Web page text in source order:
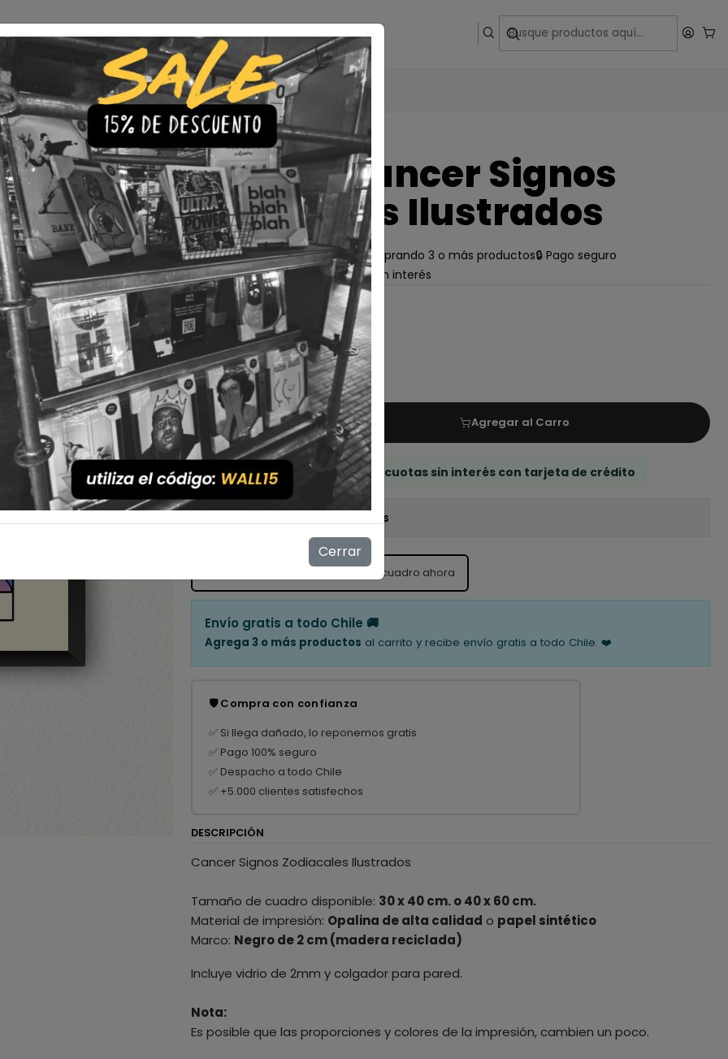
IluminaciónPrecios de cuadros & láminasPlazos de Entrega
|Cuadro Cancer Signos
Zodiacales Ilustrados
🇨🇱 Envío gratis a todo Chile comprando 3 o más productos🔒 Pago seguro
💎 Calidad Premium
💳 3 Cuotas sin interés
TAMAÑO
30x40 40x60
LÁMINA
Con Marco Sin Marco
Cantidad
Agregar al Carro
💳 Compra ahora y paga en 3 cuotas sin interés con tarjeta de crédito
Mostrar stock de ubicaciones
personas están viendo este cuadro ahora
Envío gratis a todo Chile 🚚
Agrega 3 o más productos al carrito y recibe envío gratis a todo Chile. ❤️
🛡️ Compra con confianza
✅ Si llega dañado, lo reponemos gratis
✅ Pago 100% seguro
✅ Despacho a todo Chile
✅ +5.000 clientes satisfechos
DESCRIPCIÓN
Cancer Signos Zodiacales Ilustrados
Tamaño de cuadro disponible: 30 x 40 cm. o 40 x 60 cm.
Material de impresión: Opalina de alta calidad o papel sintético
Marco: Negro de 2 cm (madera reciclada)
Incluye vidrio de 2mm y colgador para pared.
Nota:
Es posible que las proporciones y colores de la impresión, cambien un poco.
Cerrar